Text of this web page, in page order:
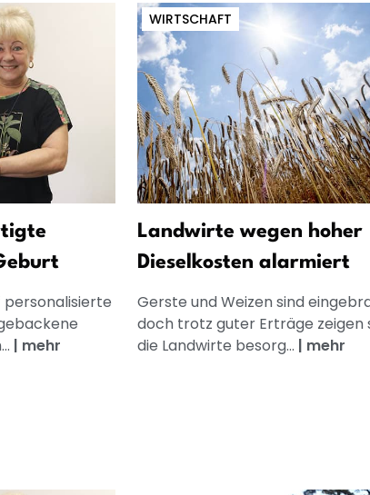
personalisierte
| mehr
WIRTSCHAFT
Landwirte wegen hoher
Dieselkosten alarmiert
Gerste und Weizen sind
doch trotz guter Erträge zeigen
die Landwirte besorg... | mehr